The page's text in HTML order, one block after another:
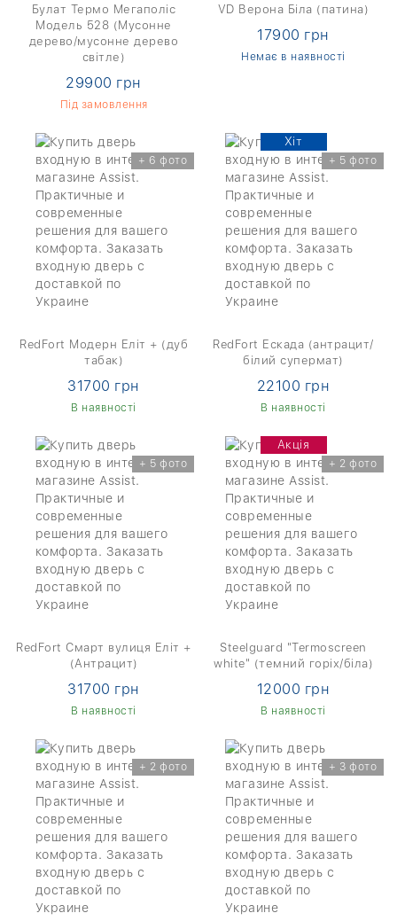
Булат Термо Мегаполіс
Модель 528 (Мусонне
дерево/мусонне дерево
світле)
29900 грн
Під замовлення
VD Верона Біла (патина)
17900 грн
Немає в наявності
+ 6 фото
RedFort Модерн Еліт + (дуб
табак)
31700 грн
В наявності
Хіт
+ 5 фото
RedFort Ескада (антрацит/
білий супермат)
22100 грн
В наявності
+ 5 фото
RedFort Смарт вулиця Еліт +
(Антрацит)
31700 грн
В наявності
Акція
+ 2 фото
Steelguard "Termoscreen
white" (темний горіх/біла)
12000 грн
В наявності
+ 2 фото + 3 фото